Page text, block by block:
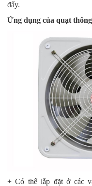
đẩy.
Ứng dụng của quạt
+ Có thể lắp đặt ở các